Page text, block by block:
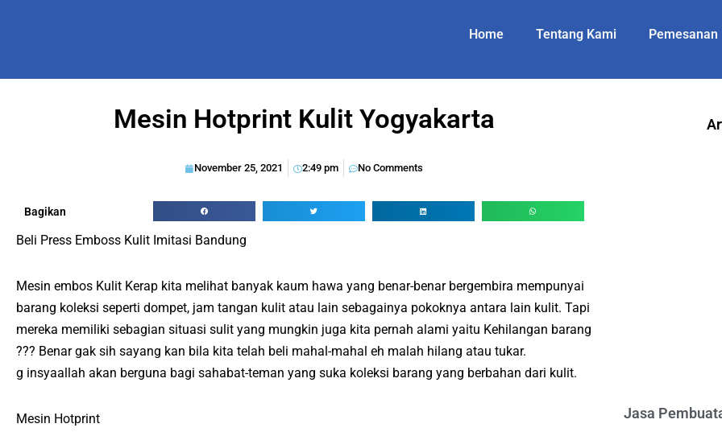
Home Tentang Kami Pemesanan
Mesin Hotprint Kulit Yogyakarta
November 25, 2021 2:49 pm No Comments
Bagikan
Beli Press Emboss Kulit Imitasi Bandung
Mesin embos Kulit Kerap kita melihat banyak kaum hawa yang benar-benar bergembira mempunyai
barang koleksi seperti dompet, jam tangan kulit atau lain sebagainya pokoknya antara lain kulit. Tapi
mereka memiliki sebagian situasi sulit yang mungkin juga kita pernah alami yaitu Kehilangan barang
??? Benar gak sih sayang kan bila kita telah beli mahal-mahal eh malah hilang atau tukar.
g insyaallah akan berguna bagi sahabat-teman yang suka koleksi barang yang berbahan dari kulit.
Mesin Hotprint Jasa